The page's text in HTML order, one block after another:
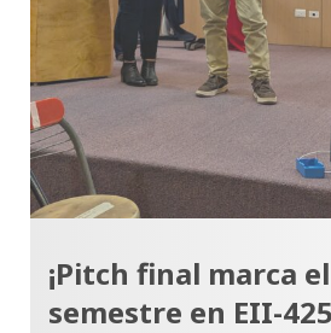
¡Pitch final marca
semestre en EII-